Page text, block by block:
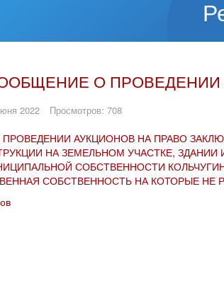
О ПРОВЕДЕНИИ
2022 Просмотров: 708
АУКЦИОНОВ НА ПРАВО
НА ЗЕМЕЛЬНОМ УЧАСТКЕ,
СОБСТВЕННОСТИ
СОБСТВЕННОСТЬ НА КОТОРЫЕ НЕ